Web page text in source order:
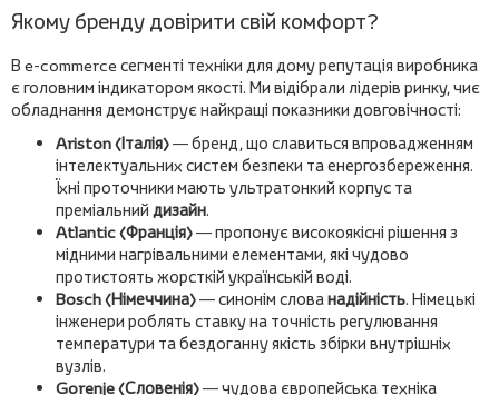
Якому бренду довірити свій комфорт?
В e-commerce сегменті техніки для дому репутація виробника
є головним індикатором якості. Ми відібрали лідерів ринку, чиє
обладнання демонструє найкращі показники довговічності:
Ariston (Італія)— бренд, що славиться впровадженням
інтелектуальних систем безпеки та енергозбереження.
Їхні проточники мають ультратонкий корпус та
преміальний дизайн.
Atlantic (Франція)— пропонує високоякісні рішення з
мідними нагрівальними елементами, які чудово
протистоять жорсткій українській воді.
Bosch (Німеччина)— синонім слованадійність. Німецькі
інженери роблять ставку на точність регулювання
температури та бездоганну якість збірки внутрішніх
вузлів.
Gorenje (Словенія)— чудова європейська техніка